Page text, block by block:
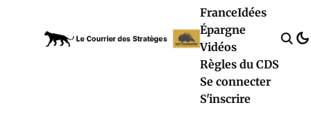
FranceIdées
Épargne
Vidéos
Règles du CDS
Se connecter
S'inscrire